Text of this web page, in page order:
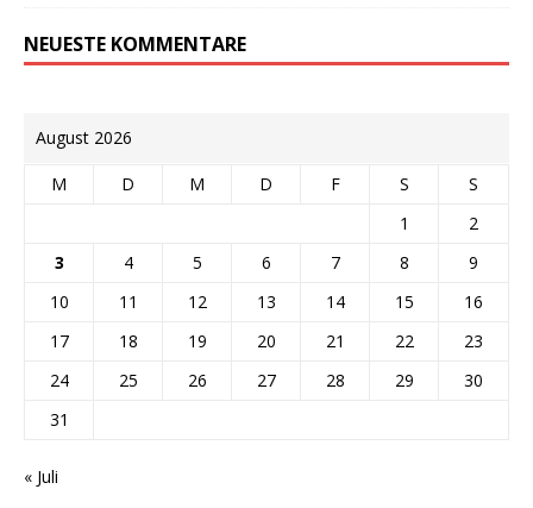
NEUESTE KOMMENTARE
August 2026
M D M D F S
S
1
2
3
4 5 6 7 8
9
10
11 12 13 14 15
16
17
18 19 20 21 22
23
24
25 26 27 28 29
30
31
« Juli